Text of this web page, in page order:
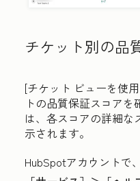
チケット別の品
[チケット ビューを使
トの品質保証スコア
は、各スコアの詳細な
示されます。
HubSpotアカウントで、